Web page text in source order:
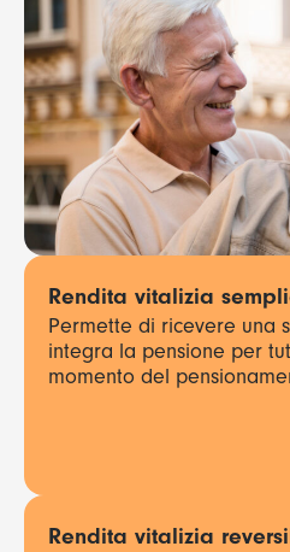
Rendita vitalizia
Permette di ricevere una
integra la pensione per
momento del
Rendita vitalizia